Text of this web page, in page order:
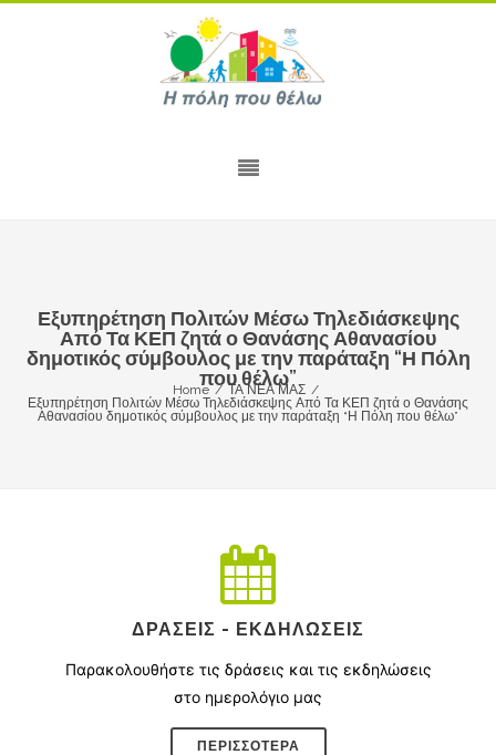
Εξυπηρέτηση Πολιτών Μέσω Τηλεδιάσκεψης
Από Τα ΚΕΠ ζητά ο Θανάσης Αθανασίου
δημοτικός σύμβουλος με την παράταξη “Η Πόλη
που θέλω”
Home / ΤΑ ΝΕΑ ΜΑΣ /
Εξυπηρέτηση Πολιτών Μέσω Τηλεδιάσκεψης Από Τα ΚΕΠ ζητά ο Θανάσης
Αθανασίου δημοτικός σύμβουλος με την παράταξη “Η Πόλη που θέλω”
ΔΡΆΣΕΙΣ - ΕΚΔΗΛΏΣΕΙΣ
Παρακολουθήστε τις δράσεις και τις εκδηλώσεις
στο ημερολόγιο μας
ΠΕΡΙΣΣΌΤΕΡΑ